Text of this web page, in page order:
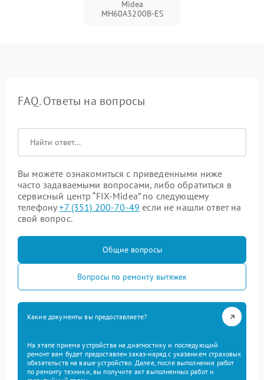
Midea
MH60A3200B-ES
FAQ. Ответы на вопросы
Вы можете ознакомиться с приведенными ниже
часто задаваемыми вопросами, либо обратиться в
сервисный центр “FIX-Midea” по следующему
телефону+7 (351) 200-70-49 если не нашли ответ на
свой вопрос.
Общие вопросы
Вопросы по ремонту вытяжек
Какие документы вы предоставляете?
На этапе приема устройства на диагностику и последующий
ремонт вам будет предоставлен заказ-наряд с указанием страховых
обязательств на ваше устройство. Далее, после выполнения работ
по ремонту техники, вы получите акт выполненных работ и